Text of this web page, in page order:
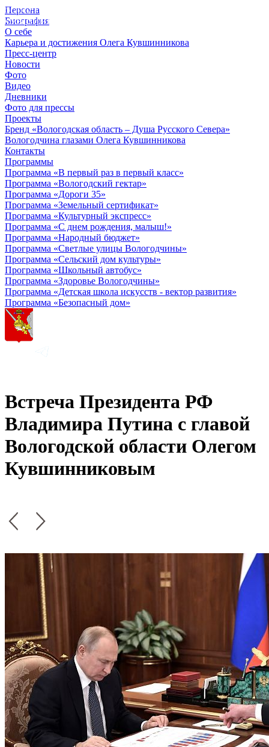
Персона
Биография
О себе
Карьера и достижения Олега Кувшинникова
Пресс-центр
Новости
Фото
Видео
Дневники
Фото для прессы
Проекты
Бренд «Вологодская область – Душа Русского Севера»
Вологодчина глазами Олега Кувшинникова
Контакты
Программы
Программа «В первый раз в первый класс»
Программа «Вологодский гектар»
Программа «Дороги 35»
Программа «Земельный сертификат»
Программа «Культурный экспресс»
Программа «С днем рождения, малыш!»
Программа «Народный бюджет»
Программа «Светлые улицы Вологодчины»
Программа «Сельский дом культуры»
Программа «Школьный автобус»
Программа «Здоровье Вологодчины»
Программа «Детская школа искусств - вектор развития»
Программа «Безопасный дом»
Встреча Президента РФ
Владимира Путина с главой
Вологодской области Олегом
Кувшинниковым
© 2012 - 2023,
КУВШИННИКОВ О.А.